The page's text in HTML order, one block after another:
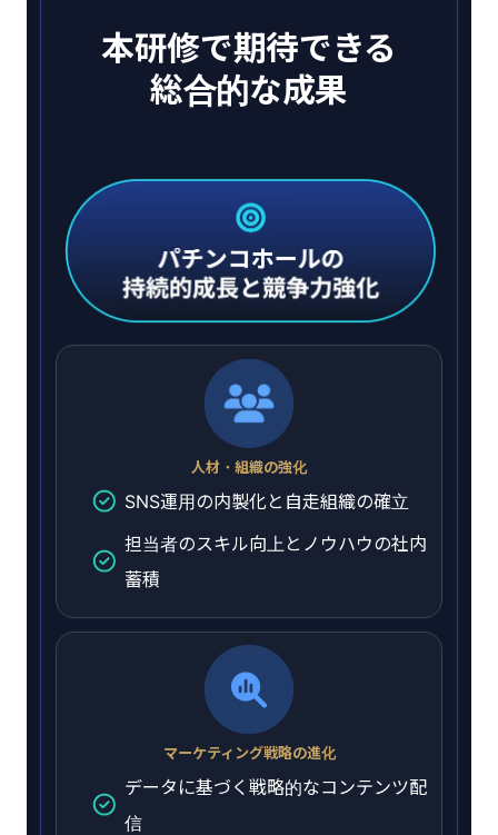
本研修で期待できる
総合的な成果
人材・組織の強化
SNS運用の内製化と自走組織の確立
担当者のスキル向上とノウハウの社内
蓄積
マーケティング戦略の進化
データに基づく戦略的なコンテンツ配
信